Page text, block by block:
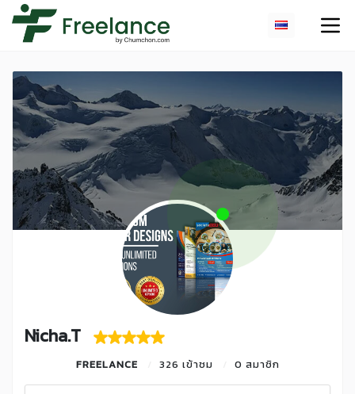
Nicha.T
FREELANCE 326 เข้าชม 0 สมาชิก